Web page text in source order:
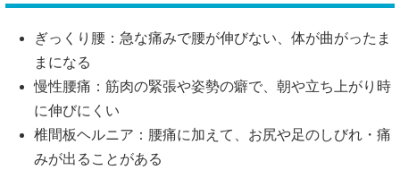
ぎっくり腰：急な痛みで腰が伸びない、体が曲がったま
まになる
慢性腰痛：筋肉の緊張や姿勢の癖で、朝や立ち上がり時
に伸びにくい
椎間板ヘルニア：腰痛に加えて、お尻や足のしびれ・痛
みが出ることがある